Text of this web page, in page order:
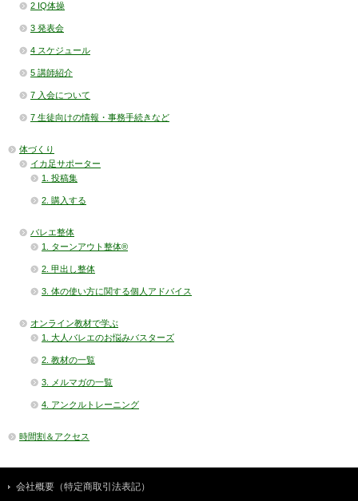
2 IQ体操
3 発表会
4 スケジュール
5 講師紹介
7 入会について
7 生徒向けの情報・事務手続きなど
体づくり
イカ足サポーター
1. 投稿集
2. 購入する
バレエ整体
1. ターンアウト整体®
2. 甲出し整体
3. 体の使い方に関する個人アドバイス
オンライン教材で学ぶ
1. 大人バレエのお悩みバスターズ
2. 教材の一覧
3. メルマガの一覧
4. アンクルトレーニング
時間割＆アクセス
会社概要（特定商取引法表記）